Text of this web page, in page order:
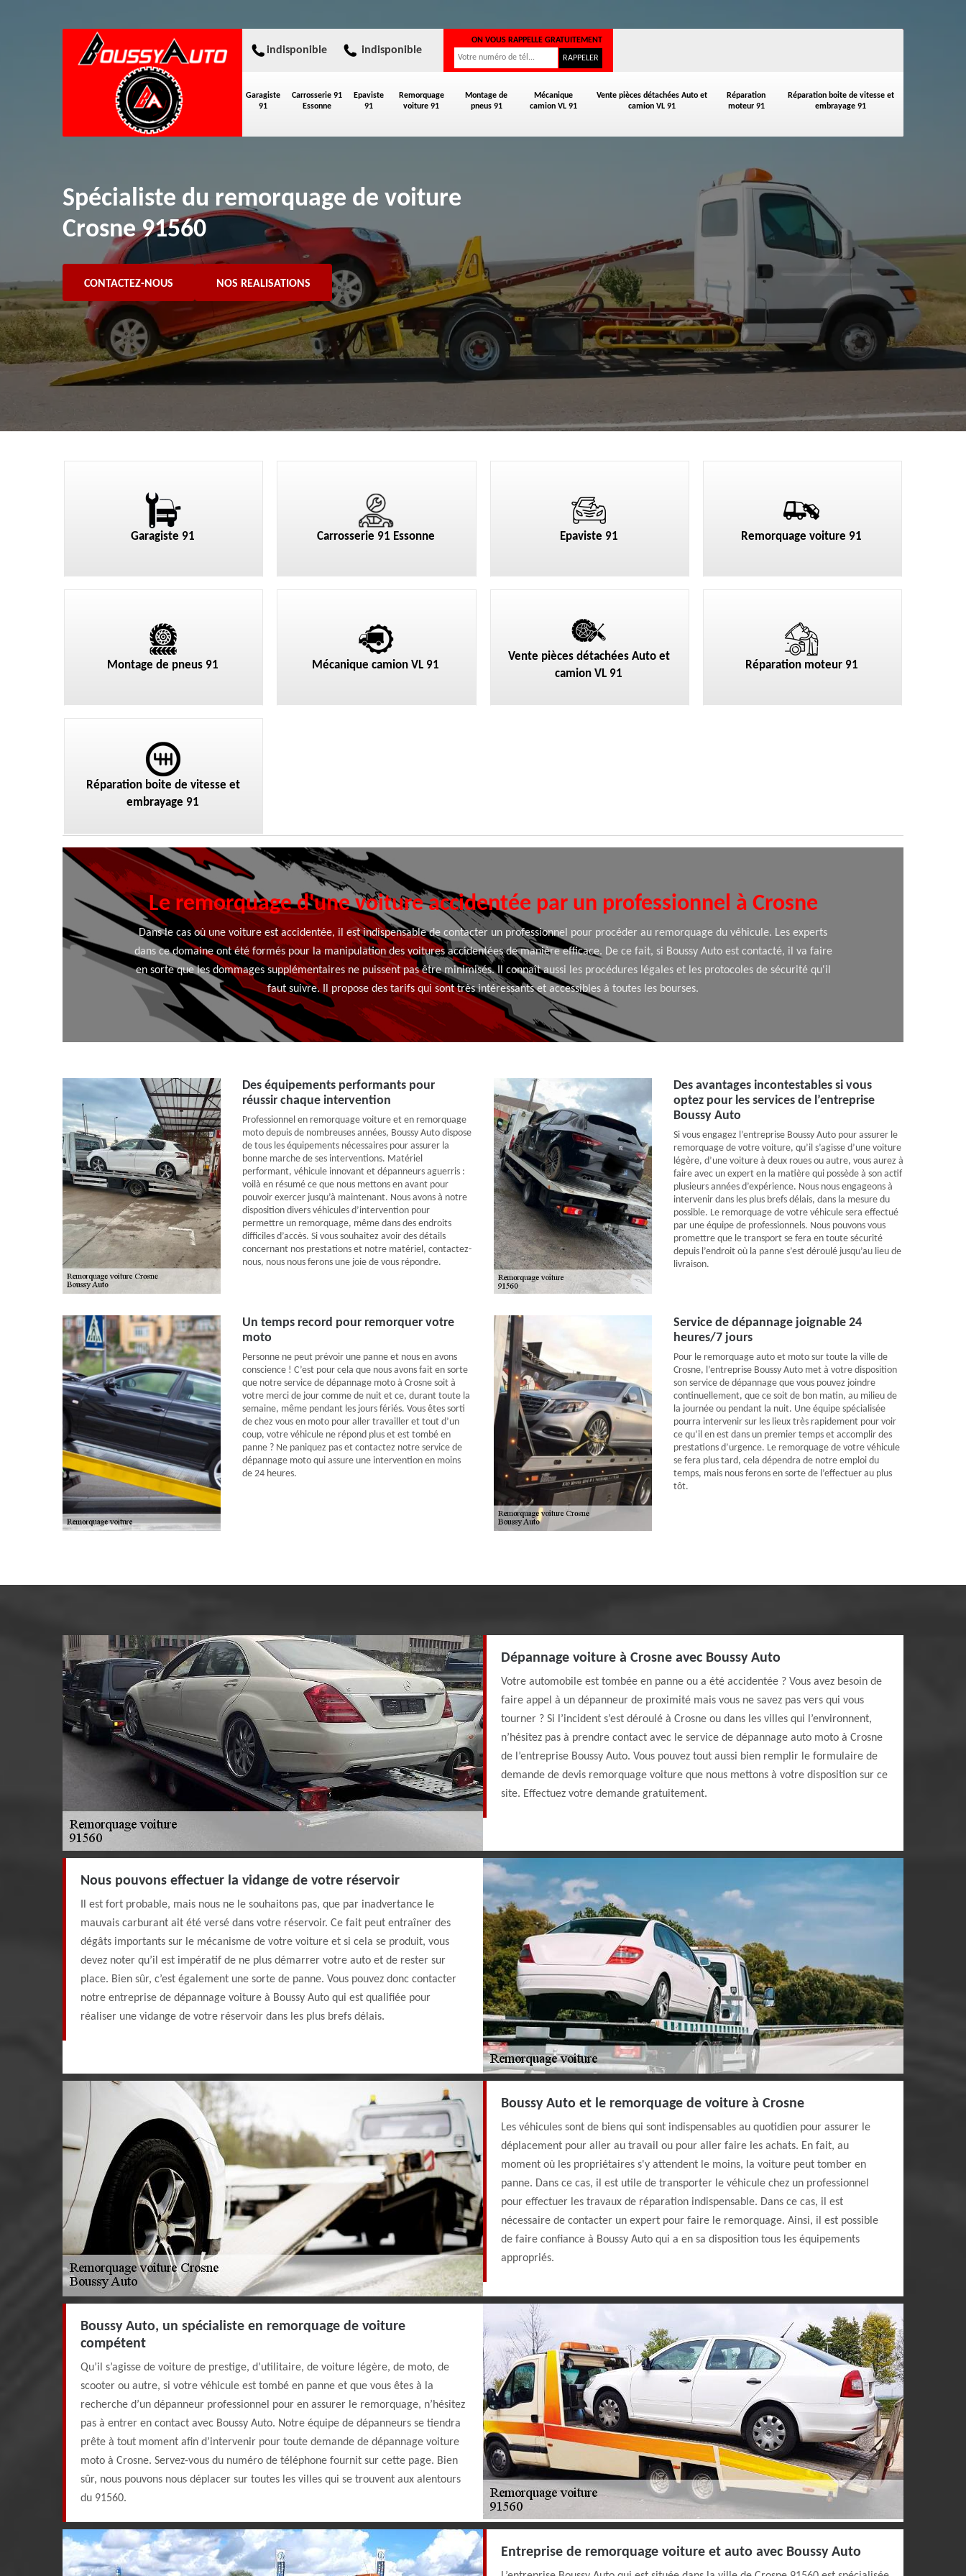
Garagiste
91
Carrosserie 91
Essonne
Epaviste
91
Remorquage
voiture 91
Montage de
pneus 91
Mécanique
camion VL 91
Vente pièces détachées Auto et
camion VL 91
Réparation
moteur 91
Réparation boite de vitesse et
embrayage 91
indisponible indisponible
ON VOUS RAPPELLE GRATUITEMENT
Spécialiste du remorquage de voiture
Crosne 91560
CONTACTEZ-NOUS NOS REALISATIONS
Garagiste 91 Carrosserie 91 Essonne Epaviste 91 Remorquage voiture 91
Montage de pneus 91 Mécanique camion VL 91
Vente pièces détachées Auto et
camion VL 91
Réparation moteur 91
Réparation boite de vitesse et
embrayage 91
Le remorquage d'une voiture accidentée par un professionnel à Crosne
Dans le cas où une voiture est accidentée, il est indispensable de contacter un professionnel pour procéder au remorquage du véhicule. Les experts
dans ce domaine ont été formés pour la manipulation des voitures accidentées de manière efficace. De ce fait, si Boussy Auto est contacté, il va faire
en sorte que les dommages supplémentaires ne puissent pas être minimisés. Il connaît aussi les procédures légales et les protocoles de sécurité qu'il
faut suivre. Il propose des tarifs qui sont très intéressants et accessibles à toutes les bourses.
Des équipements performants pour
réussir chaque intervention
Professionnel en remorquage voiture et en remorquage
moto depuis de nombreuses années, Boussy Auto dispose
de tous les équipements nécessaires pour assurer la
bonne marche de ses interventions. Matériel
performant, véhicule innovant et dépanneurs aguerris :
voilà en résumé ce que nous mettons en avant pour
pouvoir exercer jusqu’à maintenant. Nous avons à notre
disposition divers véhicules d’intervention pour
permettre un remorquage, même dans des endroits
difficiles d’accès. Si vous souhaitez avoir des détails
concernant nos prestations et notre matériel, contactez-
nous, nous nous ferons une joie de vous répondre.
Des avantages incontestables si vous
optez pour les services de l’entreprise
Boussy Auto
Si vous engagez l’entreprise Boussy Auto pour assurer le
remorquage de votre voiture, qu’il s’agisse d’une voiture
légère, d’une voiture à deux roues ou autre, vous aurez à
faire avec un expert en la matière qui possède à son actif
plusieurs années d’expérience. Nous nous engageons à
intervenir dans les plus brefs délais, dans la mesure du
possible. Le remorquage de votre véhicule sera effectué
par une équipe de professionnels. Nous pouvons vous
promettre que le transport se fera en toute sécurité
depuis l’endroit où la panne s’est déroulé jusqu’au lieu de
livraison.
Un temps record pour remorquer votre
moto
Personne ne peut prévoir une panne et nous en avons
conscience ! C’est pour cela que nous avons fait en sorte
que notre service de dépannage moto à Crosne soit à
votre merci de jour comme de nuit et ce, durant toute la
semaine, même pendant les jours fériés. Vous êtes sorti
de chez vous en moto pour aller travailler et tout d’un
coup, votre véhicule ne répond plus et est tombé en
panne ? Ne paniquez pas et contactez notre service de
dépannage moto qui assure une intervention en moins
de 24 heures.
Service de dépannage joignable 24
heures/7 jours
Pour le remorquage auto et moto sur toute la ville de
Crosne, l’entreprise Boussy Auto met à votre disposition
son service de dépannage que vous pouvez joindre
continuellement, que ce soit de bon matin, au milieu de
la journée ou pendant la nuit. Une équipe spécialisée
pourra intervenir sur les lieux très rapidement pour voir
ce qu’il en est dans un premier temps et accomplir des
prestations d’urgence. Le remorquage de votre véhicule
se fera plus tard, cela dépendra de notre emploi du
temps, mais nous ferons en sorte de l’effectuer au plus
tôt.
Dépannage voiture à Crosne avec Boussy Auto
Votre automobile est tombée en panne ou a été accidentée ? Vous avez besoin de
faire appel à un dépanneur de proximité mais vous ne savez pas vers qui vous
tourner ? Si l’incident s’est déroulé à Crosne ou dans les villes qui l’environnent,
n’hésitez pas à prendre contact avec le service de dépannage auto moto à Crosne
de l’entreprise Boussy Auto. Vous pouvez tout aussi bien remplir le formulaire de
demande de devis remorquage voiture que nous mettons à votre disposition sur ce
site. Effectuez votre demande gratuitement.
Nous pouvons effectuer la vidange de votre réservoir
Il est fort probable, mais nous ne le souhaitons pas, que par inadvertance le
mauvais carburant ait été versé dans votre réservoir. Ce fait peut entraîner des
dégâts importants sur le mécanisme de votre voiture et si cela se produit, vous
devez noter qu’il est impératif de ne plus démarrer votre auto et de rester sur
place. Bien sûr, c’est également une sorte de panne. Vous pouvez donc contacter
notre entreprise de dépannage voiture à Boussy Auto qui est qualifiée pour
réaliser une vidange de votre réservoir dans les plus brefs délais.
Boussy Auto et le remorquage de voiture à Crosne
Les véhicules sont de biens qui sont indispensables au quotidien pour assurer le
déplacement pour aller au travail ou pour aller faire les achats. En fait, au
moment où les propriétaires s'y attendent le moins, la voiture peut tomber en
panne. Dans ce cas, il est utile de transporter le véhicule chez un professionnel
pour effectuer les travaux de réparation indispensable. Dans ce cas, il est
nécessaire de contacter un expert pour faire le remorquage. Ainsi, il est possible
de faire confiance à Boussy Auto qui a en sa disposition tous les équipements
appropriés.
Boussy Auto, un spécialiste en remorquage de voiture
compétent
Qu’il s’agisse de voiture de prestige, d’utilitaire, de voiture légère, de moto, de
scooter ou autre, si votre véhicule est tombé en panne et que vous êtes à la
recherche d’un dépanneur professionnel pour en assurer le remorquage, n’hésitez
pas à entrer en contact avec Boussy Auto. Notre équipe de dépanneurs se tiendra
prête à tout moment afin d’intervenir pour toute demande de dépannage voiture
moto à Crosne. Servez-vous du numéro de téléphone fournit sur cette page. Bien
sûr, nous pouvons nous déplacer sur toutes les villes qui se trouvent aux alentours
du 91560.
Entreprise de remorquage voiture et auto avec Boussy Auto